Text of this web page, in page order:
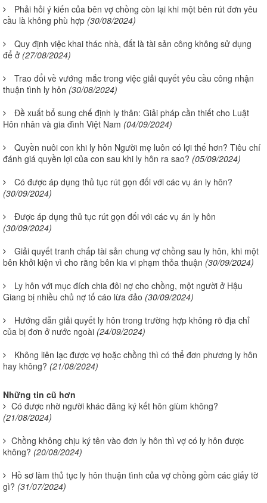
Phải hỏi ý kiến của bên vợ chồng còn lại khi một bên rút đơn yêu
cầu là không phù hợp (30/08/2024)
Quy định việc khai thác nhà, đất là tài sản công không sử dụng
để ở (27/08/2024)
Trao đổi về vướng mắc trong việc giải quyết yêu cầu công nhận
thuận tình ly hôn (30/08/2024)
Đề xuất bổ sung chế định ly thân: Giải pháp cần thiết cho Luật
Hôn nhân và gia đình Việt Nam (04/09/2024)
Quyền nuôi con khi ly hôn Người mẹ luôn có lợi thế hơn? Tiêu chí
đánh giá quyền lợi của con sau khi ly hôn ra sao? (05/09/2024)
Có được áp dụng thủ tục rút gọn đối với các vụ án ly hôn?
(30/09/2024)
Được áp dụng thủ tục rút gọn đối với các vụ án ly hôn
(30/09/2024)
Giải quyết tranh chấp tài sản chung vợ chồng sau ly hôn, khi một
bên khởi kiện vì cho rằng bên kia vi phạm thỏa thuận (30/09/2024)
Ly hôn với mục đích chia đôi nợ cho chồng, một người ở Hậu
Giang bị nhiều chủ nợ tố cáo lừa đảo (30/09/2024)
Hướng dẫn giải quyết ly hôn trong trường hợp không rõ địa chỉ
của bị đơn ở nước ngoài (24/09/2024)
Không liên lạc được vợ hoặc chồng thì có thể đơn phương ly hôn
hay không? (21/08/2024)
Những tin cũ hơn
Có được nhờ người khác đăng ký kết hôn giùm không?
(21/08/2024)
Chồng không chịu ký tên vào đơn ly hôn thì vợ có ly hôn được
không? (20/08/2024)
Hồ sơ làm thủ tục ly hôn thuận tình của vợ chồng gồm các giấy tờ
gì? (31/07/2024)